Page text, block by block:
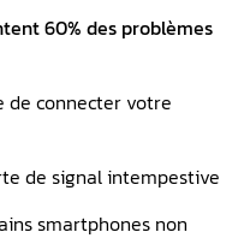
60% des problèmes
de connecter votre
de signal intempestive
smartphones non